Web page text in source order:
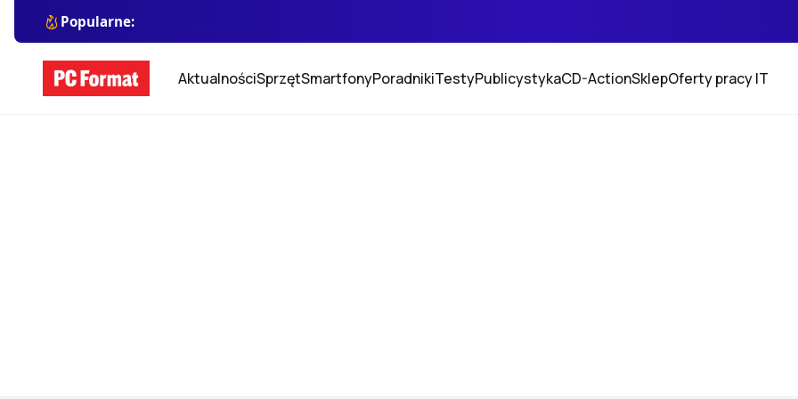
Popularne:
AktualnościSprzętSmartfonyPoradnikiTestyPublicystykaCD-ActionSklepOferty pracy IT